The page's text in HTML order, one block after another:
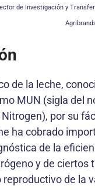
de Investigación y
de la leche,
MUN (sigla del
por su
ha cobrado
de la
y de ciertos
de la